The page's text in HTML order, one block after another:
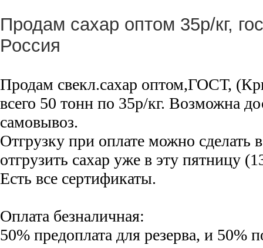
Продам сахар оптом 35р/кг,
Россия
Продам свекл.сахар оптом,ГОСТ,
всего 50 тонн по 35р/кг. Возможна
самовывоз.
Отгрузку при оплате можно сделать
отгрузить сахар уже в эту пятницу
Есть все сертификаты.
Оплата безналичная:
50% предоплата для резерва, и 50%